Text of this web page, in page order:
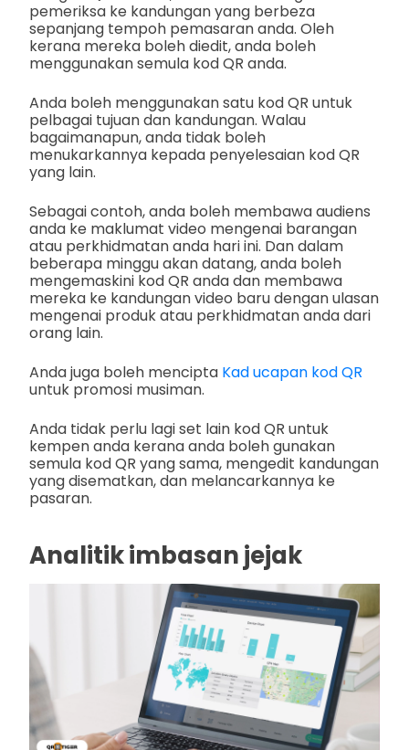
pemeriksa ke kandungan yang berbeza
sepanjang tempoh pemasaran anda. Oleh
kerana mereka boleh diedit, anda boleh
menggunakan semula kod QR anda.
Anda boleh menggunakan satu kod QR untuk
pelbagai tujuan dan kandungan. Walau
bagaimanapun, anda tidak boleh
menukarkannya kepada penyelesaian kod QR
yang lain.
Sebagai contoh, anda boleh membawa audiens
anda ke maklumat video mengenai barangan
atau perkhidmatan anda hari ini. Dan dalam
beberapa minggu akan datang, anda boleh
mengemaskini kod QR anda dan membawa
mereka ke kandungan video baru dengan ulasan
mengenai produk atau perkhidmatan anda dari
orang lain.
Anda juga boleh mencipta Kad ucapan kod QR
untuk promosi musiman.
Anda tidak perlu lagi set lain kod QR untuk
kempen anda kerana anda boleh gunakan
semula kod QR yang sama, mengedit kandungan
yang disematkan, dan melancarkannya ke
pasaran.
Analitik imbasan jejak